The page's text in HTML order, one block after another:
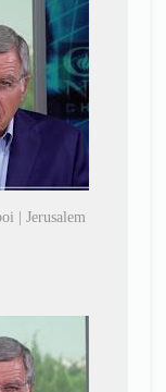
| Jerusalem